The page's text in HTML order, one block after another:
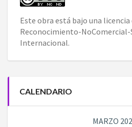
Este obra está bajo una licencia
Reconocimiento-NoComercial-
Internacional.
CALENDARIO
MARZO